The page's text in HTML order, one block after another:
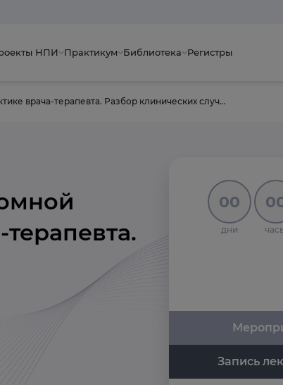
НПИ Практикум Библиотека Регистры
Ведение пациентов с бессимптомной бактериурией в практике врача-терапевта. Разбор клинических случаев
00
дни
Запись